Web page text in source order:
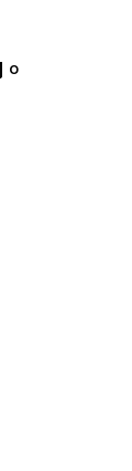
0